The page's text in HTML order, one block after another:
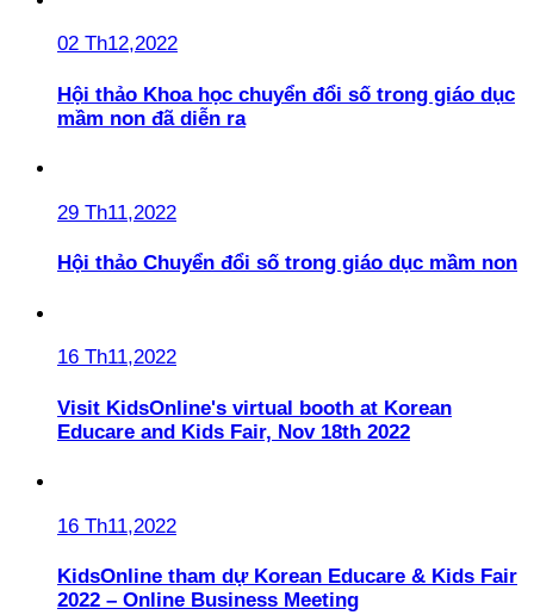
02 Th12,2022
Hội thảo Khoa học chuyển đổi số trong giáo dục
mầm non đã diễn ra
29 Th11,2022
Hội thảo Chuyển đổi số trong giáo dục mầm non
16 Th11,2022
Visit KidsOnline's virtual booth at Korean
Educare and Kids Fair, Nov 18th 2022
16 Th11,2022
KidsOnline tham dự Korean Educare & Kids Fair
2022 – Online Business Meeting